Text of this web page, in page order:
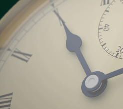
Tato limitovaná série otevírá novou
hodinek Prokop & Brož. Nabízí
o safírové dvourádiusové
a oboustranným tvrdým
model Spirit. Po mechanické